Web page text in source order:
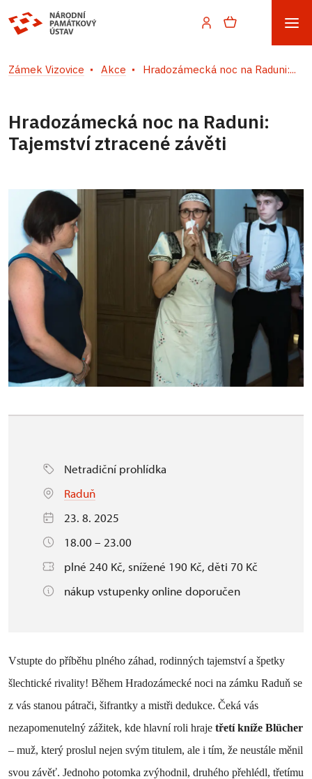
Zámek Vizovice Akce Hradozámecká noc na Raduni:...
Hradozámecká noc na Raduni:
Tajemství ztracené závěti
Netradiční prohlídka
Raduň
23. 8. 2025
18.00 – 23.00
plné 240 Kč, snížené 190 Kč, děti 70 Kč
nákup vstupenky online doporučen
Vstupte do příběhu plného záhad, rodinných tajemství a špetky
šlechtické rivality! Během Hradozámecké noci na zámku Raduň se
z vás stanou pátrači, šifrantky a mistři dedukce. Čeká vás
nezapomenutelný zážitek, kde hlavní roli hraje třetí kníže Blücher
– muž, který proslul nejen svým titulem, ale i tím, že neustále měnil
svou závěť. Jednoho potomka zvýhodnil, druhého přehlédl, třetímu